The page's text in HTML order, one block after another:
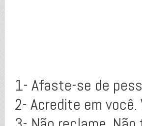
1- Afaste-se de
2- Acredite em